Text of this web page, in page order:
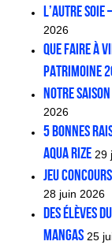
L’AUTRE
2026
Que faire à
patrimoine
Notre
2026
5 bonnes
Aqua Rize 29
JEU
28 juin 2026
Des élèves
mangas 25